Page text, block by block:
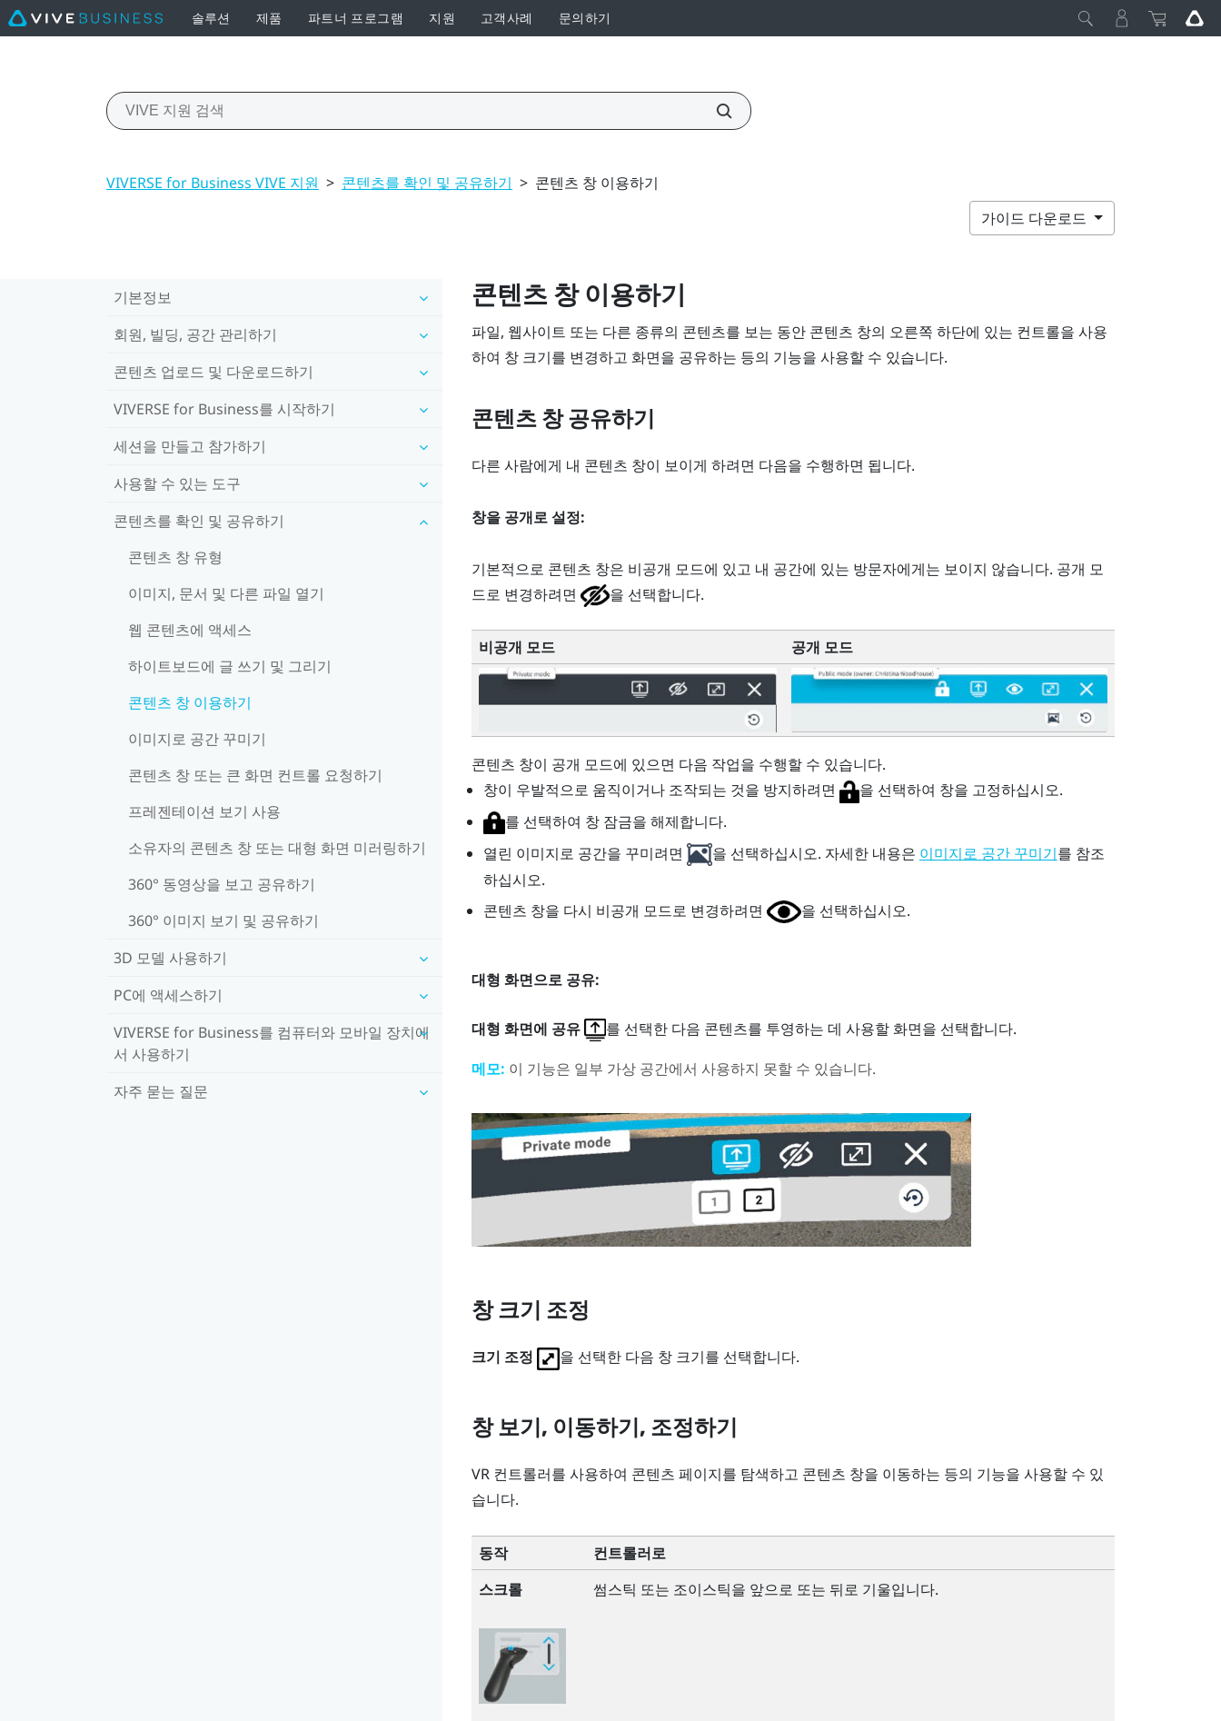
솔루션 제품 파트너 프로그램 지원 고객사례 문의하기
VIVERSE for Business VIVE 지원 > 콘텐츠를 확인 및 공유하기 > 콘텐츠 창 이용하기
가이드 다운로드
기본정보
회원, 빌딩, 공간 관리하기
콘텐츠 업로드 및 다운로드하기
VIVERSE for Business를 시작하기
세션을 만들고 참가하기
사용할 수 있는 도구
콘텐츠를 확인 및 공유하기
콘텐츠 창 유형
이미지, 문서 및 다른 파일 열기
웹 콘텐츠에 액세스
하이트보드에 글 쓰기 및 그리기
콘텐츠 창 이용하기
이미지로 공간 꾸미기
콘텐츠 창 또는 큰 화면 컨트롤 요청하기
프레젠테이션 보기 사용
소유자의 콘텐츠 창 또는 대형 화면 미러링하기
360° 동영상을 보고 공유하기
360° 이미지 보기 및 공유하기
3D 모델 사용하기
PC에 액세스하기
VIVERSE for Business를 컴퓨터와 모바일 장치에
서 사용하기
자주 묻는 질문
콘텐츠 창 이용하기
파일, 웹사이트 또는 다른 종류의 콘텐츠를 보는 동안 콘텐츠 창의 오른쪽 하단에 있는 컨트롤을 사용
하여 창 크기를 변경하고 화면을 공유하는 등의 기능을 사용할 수 있습니다.
콘텐츠 창 공유하기
다른 사람에게 내 콘텐츠 창이 보이게 하려면 다음을 수행하면 됩니다.
창을 공개로 설정:
기본적으로 콘텐츠 창은 비공개 모드에 있고 내 공간에 있는 방문자에게는 보이지 않습니다. 공개 모
드로 변경하려면
을 선택합니다.
비공개 모드 공개 모드
콘텐츠 창이 공개 모드에 있으면 다음 작업을 수행할 수 있습니다.
창이 우발적으로 움직이거나 조작되는 것을 방지하려면
을 선택하여 창을 고정하십시오.
를 선택하여 창 잠금을 해제합니다.
열린 이미지로 공간을 꾸미려면
을 선택하십시오. 자세한 내용은 이미지로 공간 꾸미기 를 참조
하십시오.
콘텐츠 창을 다시 비공개 모드로 변경하려면
을 선택하십시오.
대형 화면으로 공유:
대형 화면에 공유 를 선택한 다음 콘텐츠를 투영하는 데 사용할 화면을 선택합니다.
메모: 이 기능은 일부 가상 공간에서 사용하지 못할 수 있습니다.
창 크기 조정
크기 조정 을 선택한 다음 창 크기를 선택합니다.
창 보기, 이동하기, 조정하기
VR 컨트롤러를 사용하여 콘텐츠 페이지를 탐색하고 콘텐츠 창을 이동하는 등의 기능을 사용할 수 있
습니다.
동작
컨트롤러로
스크롤
썸스틱 또는 조이스틱을 앞으로 또는 뒤로 기울입니다.